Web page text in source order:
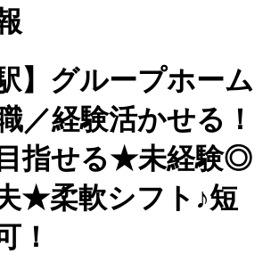
】グループホーム
／経験活かせる！
指せる★未経験◎
★柔軟シフト♪短
！